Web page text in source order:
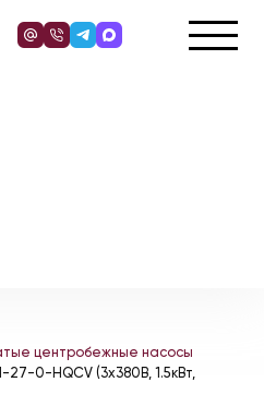
центробежные насосы
0-HQCV (3х380В, 1.5кВт,